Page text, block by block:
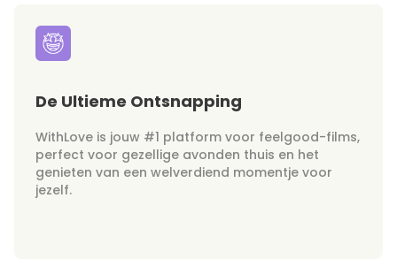
De Ultieme Ontsnapping
WithLove is jouw #1 platform voor feelgood-films,
perfect voor gezellige avonden thuis en het
genieten van een welverdiend momentje voor
jezelf.